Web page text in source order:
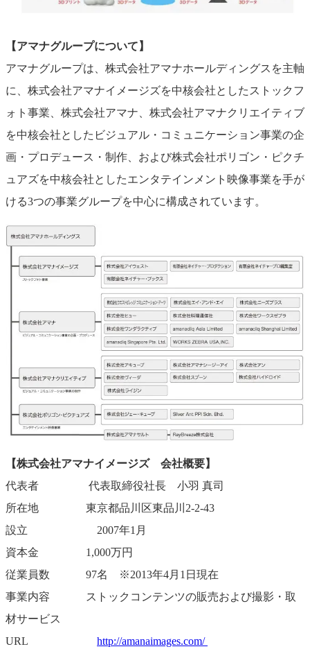
【アマナグループについて】
アマナグループは、株式会社アマナホールディングスを主軸
に、株式会社アマナイメージズを中核会社としたストックフ
ォト事業、株式会社アマナ、株式会社アマナクリエイティブ
を中核会社としたビジュアル・コミュニケーション事業の企
画・プロデュース・制作、および株式会社ポリゴン・ピクチ
ュアズを中核会社としたエンタテインメント映像事業を手が
ける3つの事業グループを中心に構成されています。
【株式会社アマナイメージズ 会社概要】
代表者 代表取締役社長 小羽 真司
所在地 東京都品川区東品川2-2-43
設立 2007年1月
資本金 1,000万円
従業員数 97名 ※2013年4月1日現在
事業内容 ストックコンテンツの販売および撮影・取
材サービス
URL http://amanaimages.com/